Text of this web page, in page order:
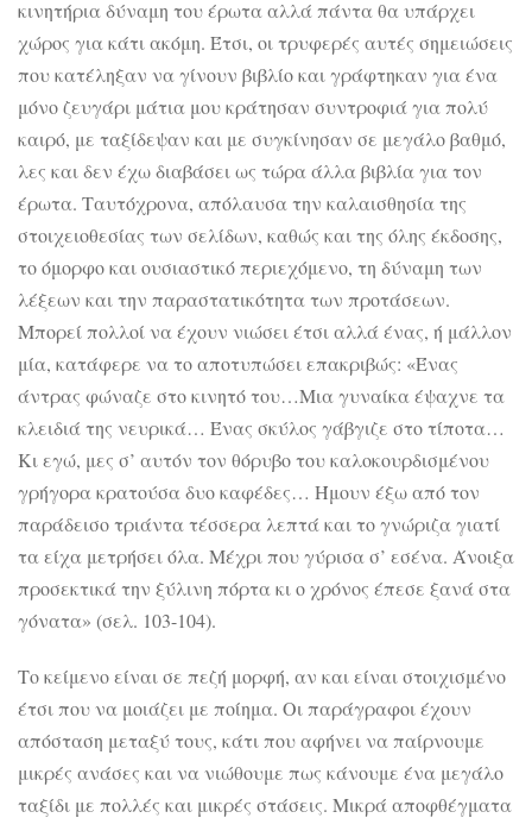
κινητήρια δύναμη του έρωτα αλλά πάντα θα υπάρχει
χώρος για κάτι ακόμη. Έτσι, οι τρυφερές αυτές σημειώσεις
που κατέληξαν να γίνουν βιβλίο και γράφτηκαν για ένα
μόνο ζευγάρι μάτια μου κράτησαν συντροφιά για πολύ
καιρό, με ταξίδεψαν και με συγκίνησαν σε μεγάλο βαθμό,
λες και δεν έχω διαβάσει ως τώρα άλλα βιβλία για τον
έρωτα. Ταυτόχρονα, απόλαυσα την καλαισθησία της
στοιχειοθεσίας των σελίδων, καθώς και της όλης έκδοσης,
το όμορφο και ουσιαστικό περιεχόμενο, τη δύναμη των
λέξεων και την παραστατικότητα των προτάσεων.
Μπορεί πολλοί να έχουν νιώσει έτσι αλλά ένας, ή μάλλον
μία, κατάφερε να το αποτυπώσει επακριβώς: «Ένας
άντρας φώναζε στο κινητό του…Μια γυναίκα έψαχνε τα
κλειδιά της νευρικά… Ένας σκύλος γάβγιζε στο τίποτα…
Κι εγώ, μες σ’ αυτόν τον θόρυβο του καλοκουρδισμένου
γρήγορα κρατούσα δυο καφέδες… Ήμουν έξω από τον
παράδεισο τριάντα τέσσερα λεπτά και το γνώριζα γιατί
τα είχα μετρήσει όλα. Μέχρι που γύρισα σ’ εσένα. Άνοιξα
προσεκτικά την ξύλινη πόρτα κι ο χρόνος έπεσε ξανά στα
γόνατα» (σελ. 103-104).
Το κείμενο είναι σε πεζή μορφή, αν και είναι στοιχισμένο
έτσι που να μοιάζει με ποίημα. Οι παράγραφοι έχουν
απόσταση μεταξύ τους, κάτι που αφήνει να παίρνουμε
μικρές ανάσες και να νιώθουμε πως κάνουμε ένα μεγάλο
ταξίδι με πολλές και μικρές στάσεις. Μικρά αποφθέγματα